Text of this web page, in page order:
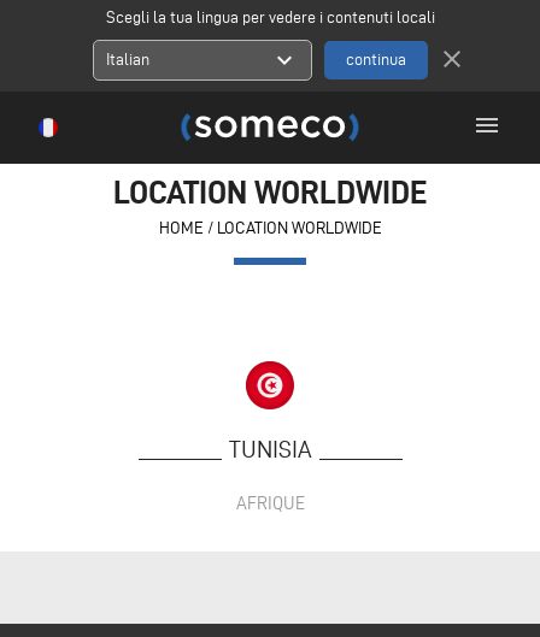
Scegli la tua lingua per vedere i contenuti locali
Italian expand_more close
menu
LOCATION WORLDWIDE
HOME / LOCATION WORLDWIDE
TUNISIA
AFRIQUE